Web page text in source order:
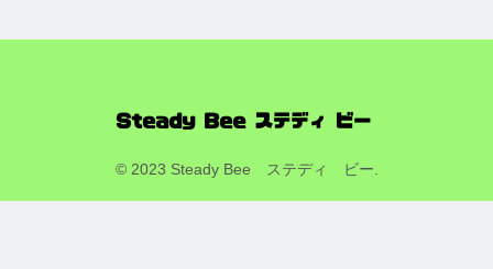
© 2023 Steady Bee ステディ ビー.